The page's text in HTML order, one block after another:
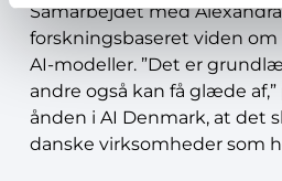
Samarbejdet med
forskningsbaseret viden
AI-modeller. ”Det er
andre også kan få glæde
ånden i AI Denmark, at det
danske virksomheder som